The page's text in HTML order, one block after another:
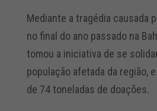
Mediante a tragédia causada
no final do ano passado na
tomou a iniciativa de se
população afetada da região,
de 74 toneladas de doações.